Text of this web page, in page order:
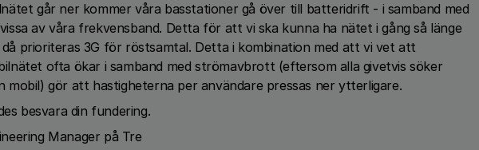
går ner kommer våra basstationer gå över till batteridrift - i samband med
av våra frekvensband. Detta för att vi ska kunna ha nätet i gång så länge
prioriteras 3G för röstsamtal. Detta i kombination med att vi vet att
ofta ökar i samband med strömavbrott (eftersom alla givetvis söker
mobil) gör att hastigheterna per användare pressas ner ytterligare.
besvara din fundering.
Manager på Tre